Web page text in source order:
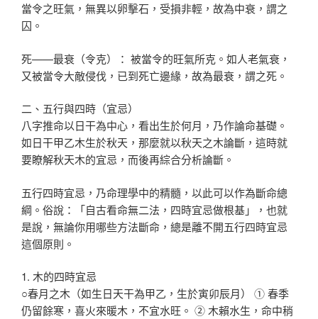
當令之旺氣，無異以卵擊石，受損非輕，故為中衰，謂之
囚。
死——最衰（令克）： 被當令的旺氣所克。如人老氣衰，
又被當令大敵侵伐，已到死亡邊緣，故為最衰，謂之死。
二、五行與四時（宜忌）
八字推命以日干為中心，看出生於何月，乃作論命基礎。
如日干甲乙木生於秋天，那麼就以秋天之木論斷，這時就
要瞭解秋天木的宜忌，而後再綜合分析論斷。
五行四時宜忌，乃命理學中的精髓，以此可以作為斷命總
綱。俗說：「自古看命無二法，四時宜忌做根基」，也就
是說，無論你用哪些方法斷命，總是離不開五行四時宜忌
這個原則。
1. 木的四時宜忌
○春月之木（如生日天干為甲乙，生於寅卯辰月） ① 春季
仍留餘寒，喜火來暖木，不宜水旺。 ② 木賴水生，命中稍